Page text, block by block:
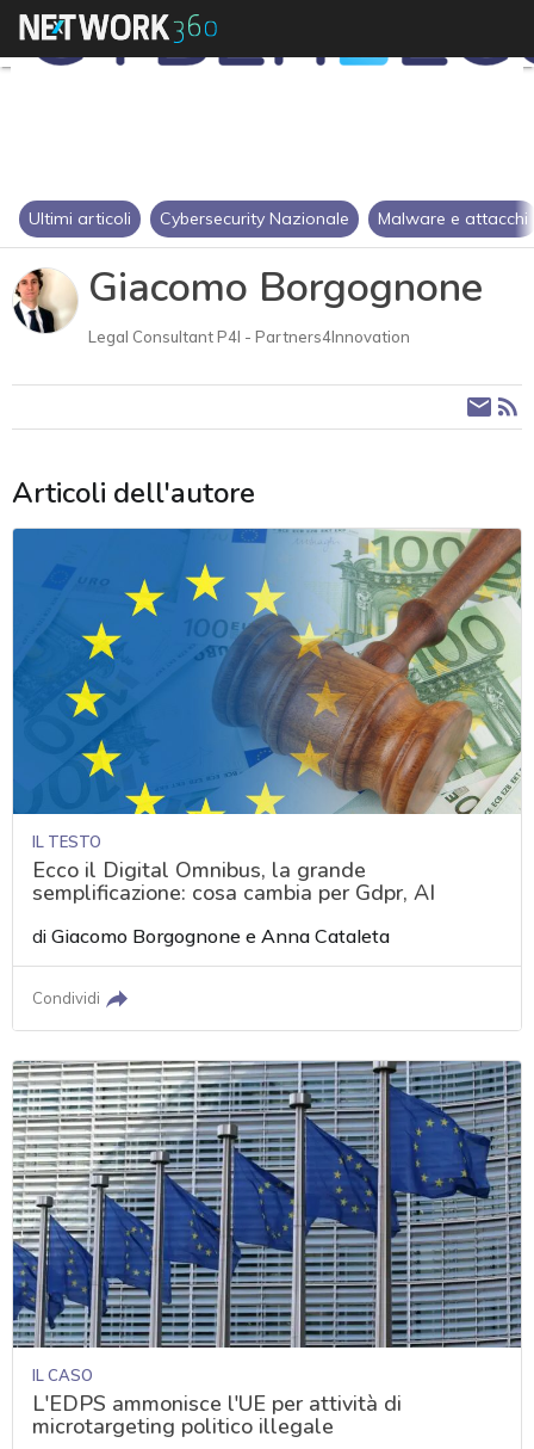
Ultimi articoli Cybersecurity Nazionale Malware e attacchi
Giacomo Borgognone
Legal Consultant P4I - Partners4Innovation
Articoli dell'autore
IL TESTO
Ecco il Digital Omnibus, la grande
semplificazione: cosa cambia per Gdpr, AI
diGiacomo Borgognone eAnna Cataleta
Condividi
IL CASO
L'EDPS ammonisce l'UE per attività di
microtargeting politico illegale